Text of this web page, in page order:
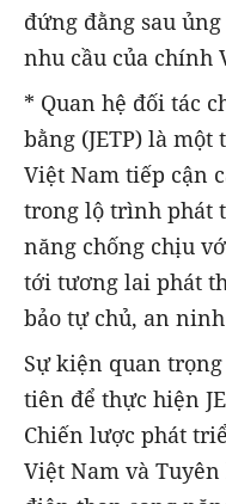
đứng đằng sau
nhu cầu của chính
* Quan hệ đối tác
bằng (JETP) là
Việt Nam tiếp cận
trong lộ trình phát
năng chống chịu
tới tương lai phát
bảo tự chủ, an
Sự kiện quan
tiên để thực hiện
Chiến lược phát
Việt Nam và